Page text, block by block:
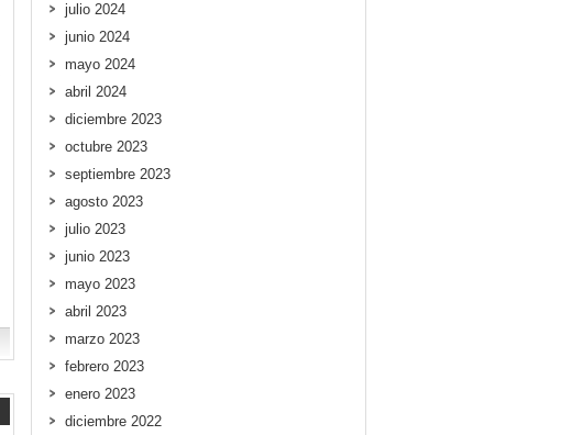
julio 2024
junio 2024
mayo 2024
abril 2024
diciembre 2023
octubre 2023
septiembre 2023
agosto 2023
julio 2023
junio 2023
mayo 2023
abril 2023
marzo 2023
febrero 2023
enero 2023
diciembre 2022